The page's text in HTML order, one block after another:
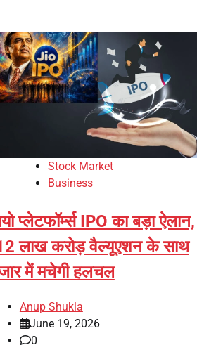
Stock Market
Business
प्लेटफॉर्म्स IPO का बड़ा ऐलान,
लाख करोड़ वैल्यूएशन के साथ
में मचेगी हलचल
Anup Shukla
June 19, 2026
0